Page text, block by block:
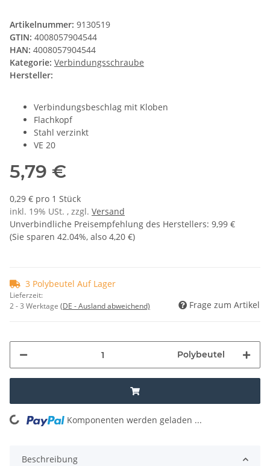
Artikelnummer: 9130519
GTIN: 4008057904544
HAN: 4008057904544
Kategorie: Verbindungsschraube
Hersteller:
Verbindungsbeschlag mit Kloben
Flachkopf
Stahl verzinkt
VE 20
5,79 €
0,29 € pro 1 Stück
inkl. 19% USt. , zzgl. Versand
Unverbindliche Preisempfehlung des Herstellers: 9,99 €
(Sie sparen 42.04%, also 4,20 €)
3 Polybeutel Auf Lager
Lieferzeit:
2 - 3 Werktage (DE - Ausland abweichend) Frage zum Artikel
Polybeutel
Loading... Komponenten werden geladen ...
Beschreibung